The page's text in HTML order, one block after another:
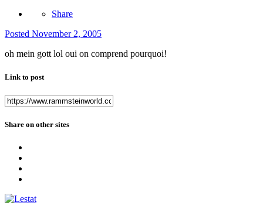
Share
Posted November 2, 2005
oh mein gott lol oui on comprend pourquoi!
Link to post
Share on other sites